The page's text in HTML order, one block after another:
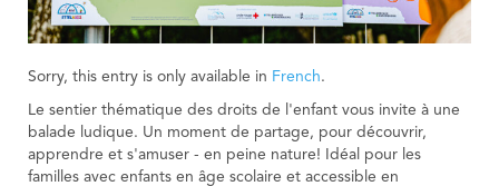
Sorry, this entry is only available in French.
Le sentier thématique des droits de l'enfant vous invite à une
balade ludique. Un moment de partage, pour découvrir,
apprendre et s'amuser - en peine nature! Idéal pour les
familles avec enfants en âge scolaire et accessible en